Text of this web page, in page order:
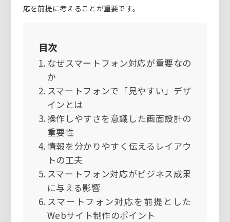
応を前提に考えることが重要です。
目次
なぜスマートフォン対応が重要なの
か
スマートフォンで「見やすい」デザ
インとは
操作しやすさを意識した画面設計の
重要性
情報を分かりやすく伝えるレイアウ
トの工夫
スマートフォン対応がビジネス成果
に与える影響
スマートフォン対応を前提とした
Webサイト制作のポイント